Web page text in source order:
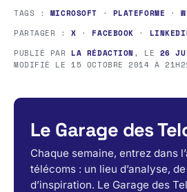
TAGS : MICROSOFT · PLATEFORME ·
PARTAGER :X · FACEBOOK ·
PUBLIÉ PAR LA RÉDACTION , LE 26
MODIFIÉ LE15 OCTOBRE 2014 À
Le Garage des
Chaque semaine, entrez dans
télécoms : un lieu d’analyse,
d’inspiration. Le Garage des